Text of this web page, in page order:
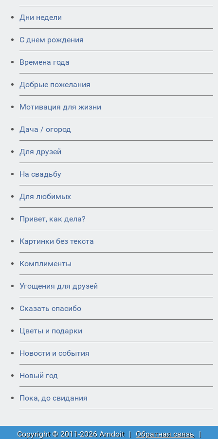
Дни недели
C днем рождения
Времена года
Добрые пожелания
Мотивация для жизни
Дача / огород
Для друзей
На свадьбу
Для любимых
Привет, как дела?
Картинки без текста
Комплименты
Угощения для друзей
Сказать спасибо
Цветы и подарки
Новости и события
Новый год
Пока, до свидания
Copyright © 2011-2026 Amdoit | Обратная связь |